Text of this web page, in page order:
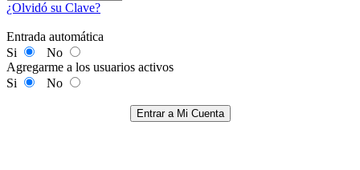
¿Olvidó su Clave?
Entrada automática
Si
No
Agregarme a los usuarios activos
Si
No
Entrar a Mi Cuenta